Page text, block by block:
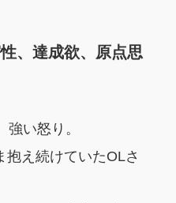
、達成欲、原点思
い怒り。
抱え続けていたOLさ